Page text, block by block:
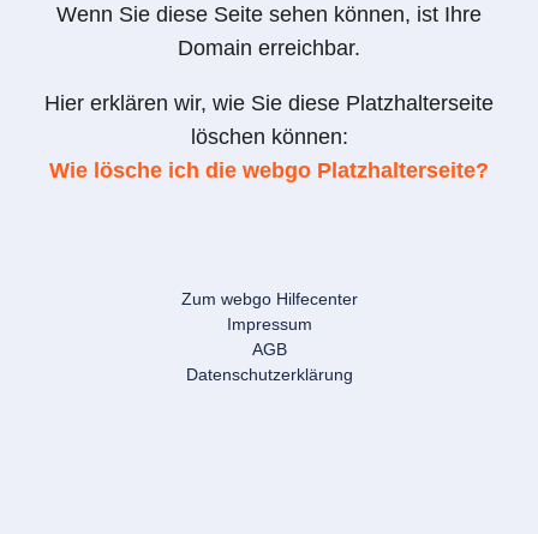
Wenn Sie diese Seite sehen können, ist Ihre
Domain erreichbar.
Hier erklären wir, wie Sie diese Platzhalterseite
löschen können:
Wie lösche ich die webgo Platzhalterseite?
Zum webgo Hilfecenter
Impressum
AGB
Datenschutzerklärung